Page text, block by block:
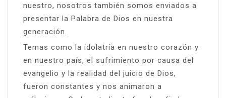
nuestro, nosotros también somos enviados a
presentar la Palabra de Dios en nuestra
generación.
Temas como la idolatría en nuestro corazón y
en nuestro país, el sufrimiento por causa del
evangelio y la realidad del juicio de Dios,
fueron constantes y nos animaron a